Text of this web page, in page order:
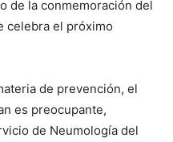
de la conmemoración del
celebra el próximo
de prevención, el
es preocupante,
de Neumología del